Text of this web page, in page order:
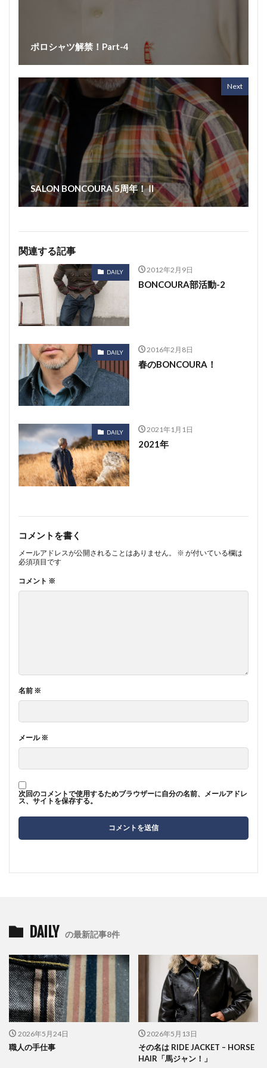
ポロシャツ解禁！Part-4
Next
SALON BONCOURA 5周年！Ⅱ
関連する記事
DAILY 2012年2月9日
BONCOURA部活動-2
DAILY 2016年2月8日
春のBONCOURA！
DAILY 2021年1月1日
2021年
コメントを書く
メールアドレスが公開されることはありません。 ※ が付いている欄は
必須項目です
コメント ※
名前 ※
メール※
次回のコメントで使用するためブラウザーに自分の名前、メールアドレ
ス、サイトを保存する。
DAILY の最新記事8件
2026年5月24日
職人の手仕事
2026年5月13日
その名は RIDE JACKET – HORSE
HAIR「馬ジャン！」